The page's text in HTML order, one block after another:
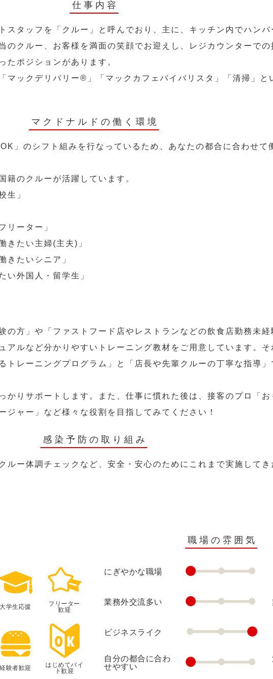
仕事内容
スタッフを「クルー」と呼んでおり、主に、キッチン内でハンバ
のクルー、お客様を満面の笑顔でお迎えし、レジカウンターでの
たポジションがあります。
マックデリバリー®︎」「マックカフェバイバリスタ」「清掃」と
マクドナルドの働く環境
」のシフト組みを行なっているため、あなたの都合に合わせて
籍のクルーが活躍しています。
生」
リーター」
きたい主婦(主夫)」
きたいシニア」
い外国人・留学生」
の方」や「ファストフード店やレストランなどの飲食店勤務未
アルなど分かりやすいトレーニング教材をご用意しています。そ
トレーニングプログラム」と「店長や先輩クルーの丁寧な指導
かりサポートします。また、仕事に慣れた後は、接客のプロ「お
ジャー」など様々な役割を目指してみてください！
感染予防の取り組み
ルー体調チェックなど、安全・安心のためにこれまで実施して
大学生応援
フリーター
歓迎
経験者歓迎
はじめてバイ
ト歓迎
職場の雰囲気
にぎやかな職場
業務外交流多い
ビジネスライク
自分の都合に合わ
せやすい